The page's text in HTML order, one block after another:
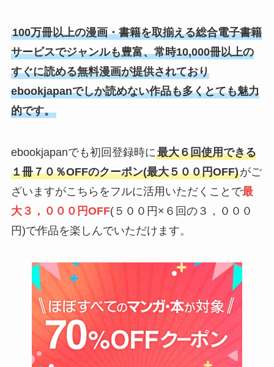
100万冊以上の漫画・書籍を取揃える総合電子書籍
サービスでジャンルも豊富、常時10,000冊以上の
すぐに読める無料漫画が提供されており
ebookjapanでしか読めない作品も多くとても魅力
的です。
ebookjapanでも初回登録時に最大６回使用できる
１冊７０％OFFのクーポン(最大５００円OFF)がご
ざいますがこちらをフルに活用いただくことで最
大３，０００円OFF(５００円×６回の３，０００
円)で作品を楽しんでいただけます。